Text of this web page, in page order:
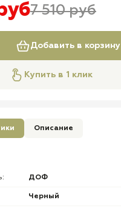
7 510 руб
Добавить в корзину
Купить в 1 клик
Описание
ДОФ
Черный